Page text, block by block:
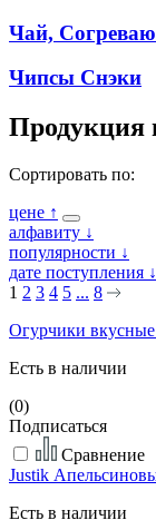
Чай,
Чипсы Снэки
Продукция
Сортировать по:
цене ↑
алфавиту ↓
популярности ↓
дате поступления ↓
1 2 3 4 5 ... 8
Огурчики
Есть в наличии
(0)
Подписаться
Сравнение
Justik
Есть в наличии